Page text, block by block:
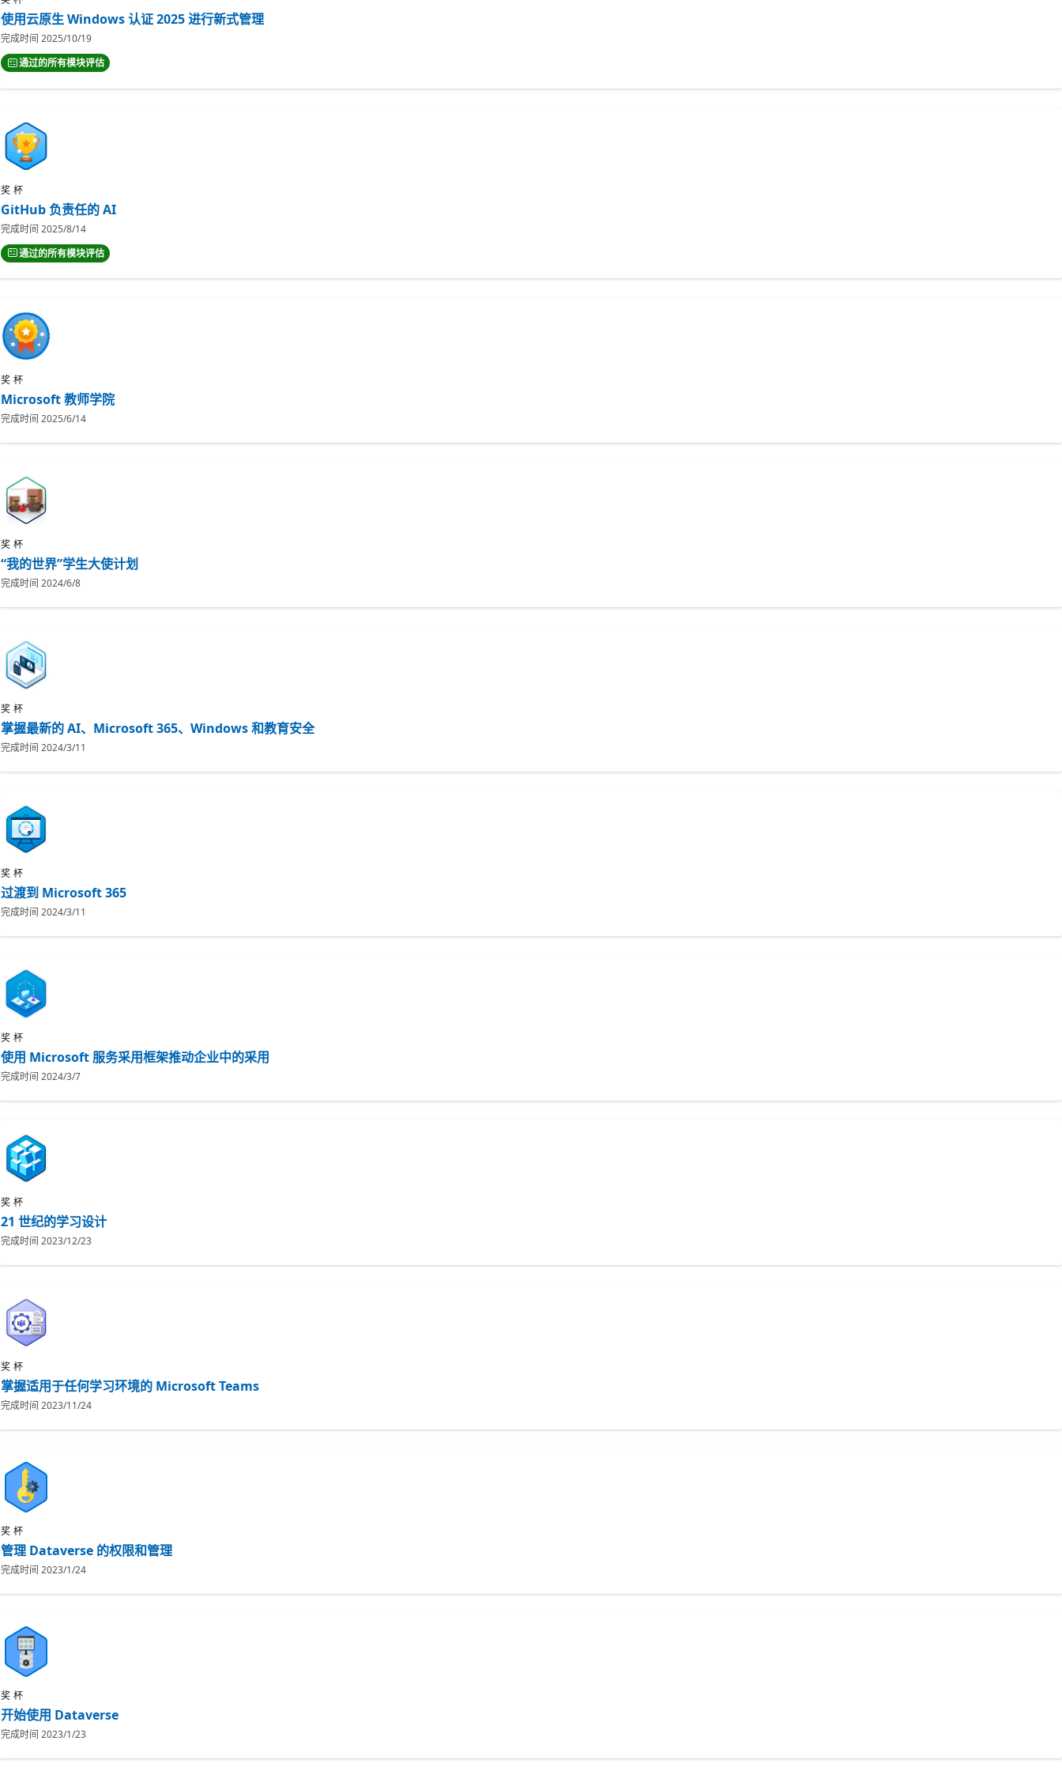
使用云原生 Windows 认证 2025 进行新式管理
完成时间 2025/10/19
通过的所有模块评估
奖杯
GitHub 负责任的 AI
完成时间 2025/8/14
通过的所有模块评估
奖杯
Microsoft 教师学院
完成时间 2025/6/14
奖杯
“我的世界”学生大使计划
完成时间 2024/6/8
奖杯
掌握最新的 AI、Microsoft 365、Windows 和教育安全
完成时间 2024/3/11
奖杯
过渡到 Microsoft 365
完成时间 2024/3/11
奖杯
使用 Microsoft 服务采用框架推动企业中的采用
完成时间 2024/3/7
奖杯
21 世纪的学习设计
完成时间 2023/12/23
奖杯
掌握适用于任何学习环境的 Microsoft Teams
完成时间 2023/11/24
奖杯
管理 Dataverse 的权限和管理
完成时间 2023/1/24
奖杯
开始使用 Dataverse
完成时间 2023/1/23